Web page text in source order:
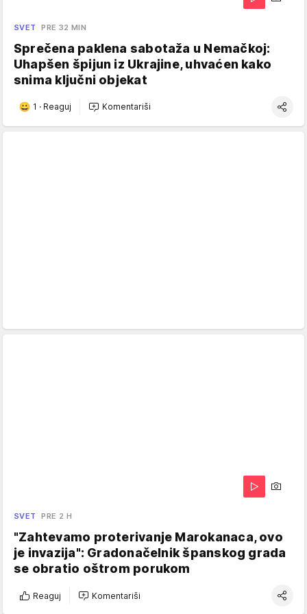
SVET PRE 32 MIN
Sprečena paklena sabotaža u Nemačkoj:
Uhapšen špijun iz Ukrajine, uhvaćen kako
snima ključni objekat
1 · Reaguj Komentariši
SVET PRE 2 H
"Zahtevamo proterivanje Marokanaca, ovo
je invazija": Gradonačelnik španskog grada
se obratio oštrom porukom
Reaguj Komentariši